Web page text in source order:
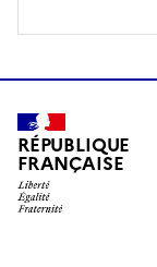
RÉPUBLIQUE
FRANÇAISE